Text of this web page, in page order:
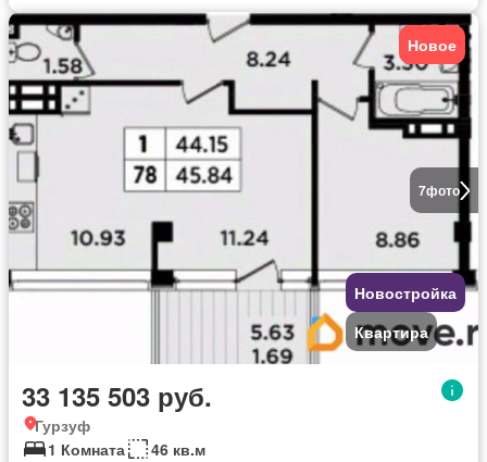
7фото
Новое
Новостройка
Квартира
33 135 503 руб.
Гурзуф
1 Комната
46 кв.м